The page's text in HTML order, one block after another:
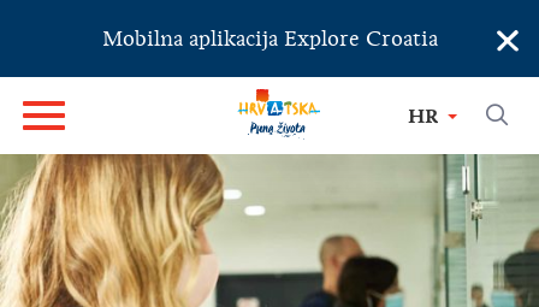
Mobilna aplikacija Explore Croatia ×
HR